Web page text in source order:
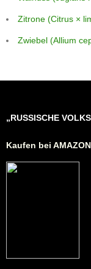
Zitrone (Citrus ×
Zwiebel (Allium
„RUSSISCHE
Kaufen bei AMAZON